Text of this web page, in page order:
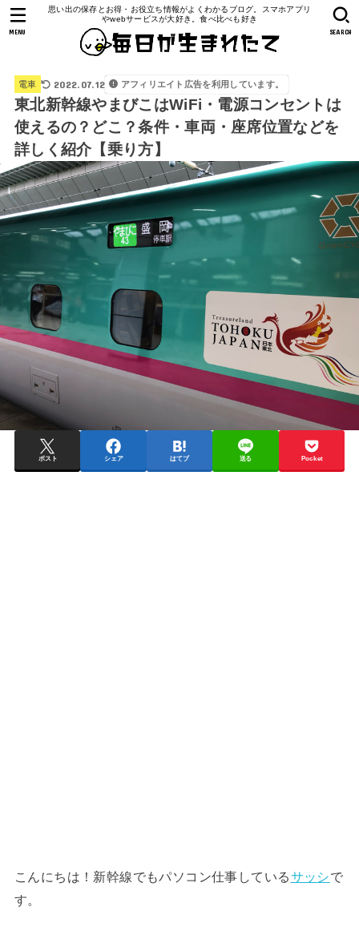
思い出の保存とお得・お役立ち情報がよくわかるブログ。スマホアプリ
やwebサービスが大好き。食べ比べも好き
SEARCH
MENU
電車 2022.07.12 アフィリエイト広告を利用しています。
東北新幹線やまびこはWiFi・電源コンセントは
使えるの？どこ？条件・車両・座席位置などを
詳しく紹介【乗り方】
ポスト シェア はてブ 送る Pocket
こんにちは！新幹線でもパソコン仕事しているサッシで
す。